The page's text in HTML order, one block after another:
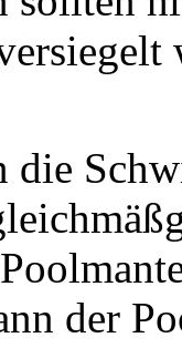
die
der